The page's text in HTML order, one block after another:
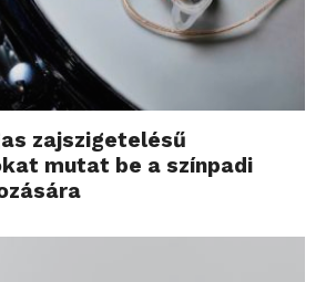
zajszigetelésű
mutat be a színpadi